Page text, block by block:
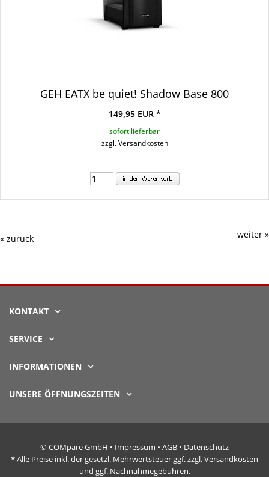
GEH EATX be quiet! Shadow Base 800
149,95 EUR *
sofort lieferbar
zzgl. Versandkosten
« zurück weiter »
KONTAKT
SERVICE
INFORMATIONEN
UNSERE ÖFFNUNGSZEITEN
© COMpare GmbH • Impressum • AGB • Datenschutz
* Alle Preise inkl. der gesetzl. Mehrwertsteuer ggf. zzgl. Versandkosten
und ggf. Nachnahmegebühren.